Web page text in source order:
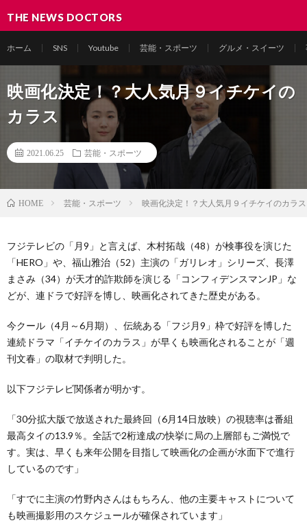
THE NEWS DOCTORS
ホーム SNS Youtube 芸能・スポーツ グルメ・スイーツ
映画化決定！？大人気月９イチケイの
カラス
2021.06.25 芸能・スポーツ
HOME 芸能・スポーツ 映画化決定！？大人気月９イチケイのカラス
フジテレビの「月9」と言えば、木村拓哉（48）が検事役を演じた
「HERO」や、福山雅治（52）主演の「ガリレオ」シリーズ、長澤
まさみ（34）が天才的詐欺師を演じる「コンフィデンスマンJP」な
どが、連ドラで好評を博し、映画化されてきた歴史がある。
今クール（4月～6月期）、伝統ある「フジ月9」枠で好評を博した
連続ドラマ「イチケイのカラス」が早くも映画化されることが「週
刊文春」の取材で判明した。
以下フジテレビ関係者が明かす。
「30分拡大版で放送された最終回（6月14日放映）の視聴率は番組
最高タイの13.9％。全話で2桁達成の快挙に局の上層部もご満悦で
す。実は、早くも来年公開を目指して映画化の企画が水面下で進行
しているのです」
「すでに主演の竹野内さんはもちろん、他の主要キャストについて
も映画撮影用のスケジュールが確保されています」